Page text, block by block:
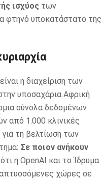
ισχύος των
φτηνό υποκατάστατο της
η διαχείριση των
υποσαχάρια Αφρική
σύνολα δεδομένων
από 1.000 κλινικές
για τη βελτίωση των
Σε ποιον ανήκουν
η OpenAI και το Ίδρυμα
χώρες σε